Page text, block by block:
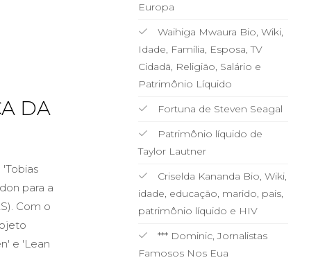
DA
para a
Com o
e 'Lean
Europa
Waihiga Mwaura Bio, Wiki,
Idade, Família, Esposa, TV
Cidadã, Religião, Salário e
Patrimônio Líquido
Fortuna de Steven Seagal
Patrimônio líquido de
Taylor Lautner
Criselda Kananda Bio, Wiki,
idade, educação, marido, pais,
patrimônio líquido e HIV
*** Dominic, Jornalistas
Famosos Nos Eua